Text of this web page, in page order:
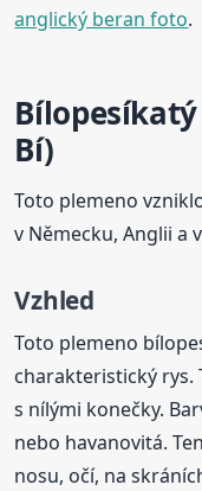
anglický beran foto.
Bí)
Toto plemeno
v Německu, Anglii a
Vzhled
Toto plemeno
charakteristický rys.
s nílými konečky.
nebo havanovitá.
nosu, očí, na